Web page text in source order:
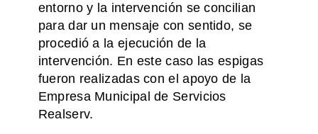
entorno y la intervención se concilian
para dar un mensaje con sentido, se
procedió a la ejecución de la
intervención. En este caso las espigas
fueron realizadas con el apoyo de la
Empresa Municipal de Servicios
Realserv.